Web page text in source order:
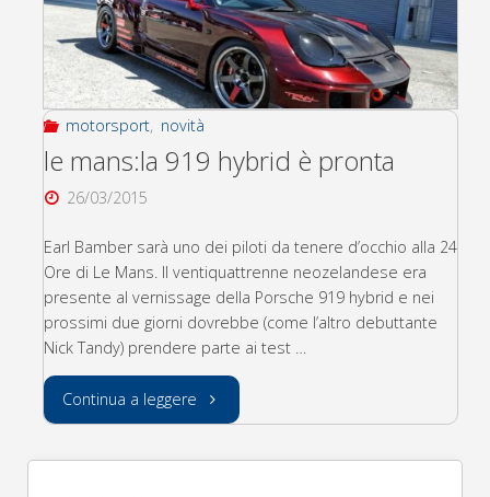
motorsport, novità
le mans:la 919 hybrid è pronta
26/03/2015
Earl Bamber sarà uno dei piloti da tenere d’occhio alla 24
Ore di Le Mans. Il ventiquattrenne neozelandese era
presente al vernissage della Porsche 919 hybrid e nei
prossimi due giorni dovrebbe (come l’altro debuttante
Nick Tandy) prendere parte ai test …
Continua a leggere "le